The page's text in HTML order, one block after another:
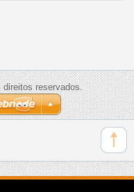
reservados.